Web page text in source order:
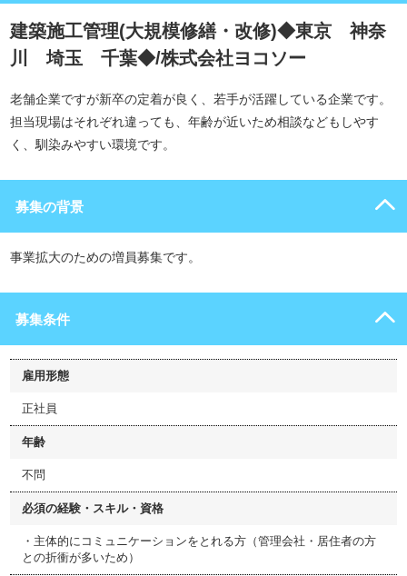
建築施工管理(大規模修繕・改修)◆東京 神奈
川 埼玉 千葉◆/株式会社ヨコソー
老舗企業ですが新卒の定着が良く、若手が活躍している企業です。
担当現場はそれぞれ違っても、年齢が近いため相談などもしやす
く、馴染みやすい環境です。
募集の背景
事業拡大のための増員募集です。
募集条件
雇用形態
正社員
年齢
不問
必須の経験・スキル・資格
・主体的にコミュニケーションをとれる方（管理会社・居住者の方
との折衝が多いため）